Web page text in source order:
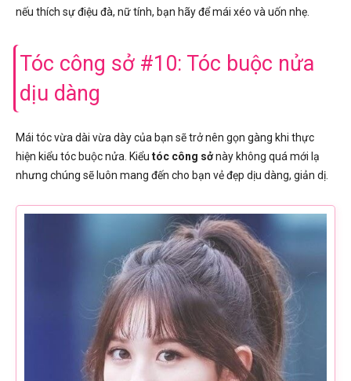
nếu thích sự điệu đà, nữ tính, bạn hãy để mái xéo và uốn nhẹ.
Tóc công sở #10: Tóc buộc nửa
dịu dàng
Mái tóc vừa dài vừa dày của bạn sẽ trở nên gọn gàng khi thực
hiện kiểu tóc buộc nửa. Kiểu tóc công sởnày không quá mới lạ
nhưng chúng sẽ luôn mang đến cho bạn vẻ đẹp dịu dàng, giản dị.